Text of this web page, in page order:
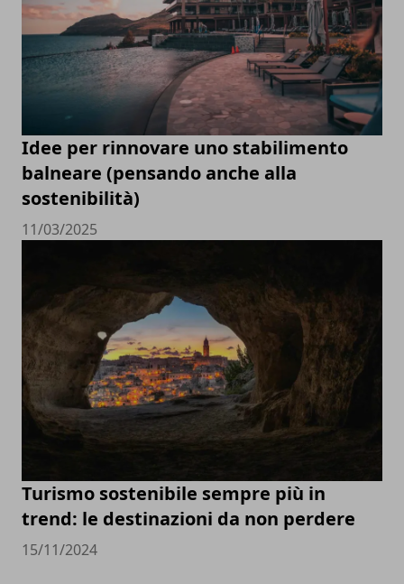
Idee per rinnovare uno stabilimento
balneare (pensando anche alla
sostenibilità)
11/03/2025
Turismo sostenibile sempre più in
trend: le destinazioni da non perdere
15/11/2024